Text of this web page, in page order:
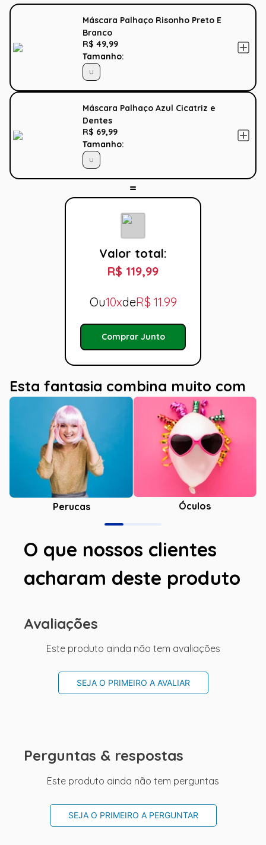
Máscara Palhaço Risonho Preto E
Branco
R$ 49,99
Tamanho:
U
Máscara Palhaço Azul Cicatriz e
Dentes
R$ 69,99
Tamanho:
U
Valor total:
R$ 119,99
Ou10xdeR$ 11.99
Comprar Junto
Esta fantasia combina muito com
Perucas Óculos
O que nossos clientes
acharam deste produto
Avaliações
Este produto ainda não tem avaliações
SEJA O PRIMEIRO A AVALIAR
Perguntas & respostas
Este produto ainda não tem perguntas
SEJA O PRIMEIRO A PERGUNTAR